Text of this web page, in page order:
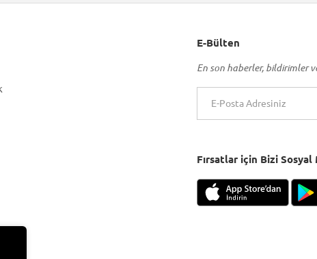
E-Bülten
En son haberler, bildirimler
Fırsatlar için Bizi Sosyal